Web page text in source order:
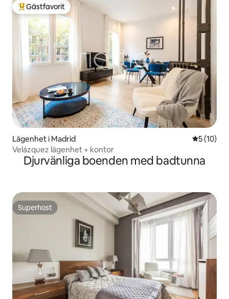
Populär gästfavorit
Gästfavorit
Lägenhet i Madrid 5 av 5 i
5 (10)
Velázquez lägenhet + kontor
Djurvänliga boenden med badtunna
Superhost
Superhost